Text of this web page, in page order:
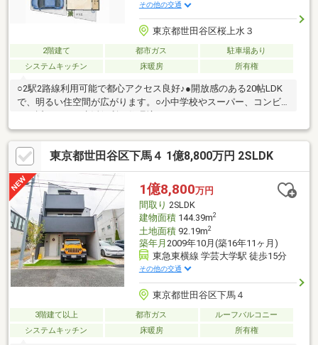
その他の交通
東京都世田谷区桜上水３
2階建て 都市ガス
駐車場あり
システムキッチン
床暖房 所有権
○2駅2路線利用可能で都心アクセス良好♪●開放感のある20帖LDK
で、明るい住空間が広がります。○小中学校やスーパー、コンビ
東京都世田谷区下馬４ 1億8,800万円 2SLDK
1億8,800万円
間取り 2SLDK
建物面積144.39m2
土地面積92.19m2
築年月 2009年10月(築16年11ヶ月)
東急東横線 学芸大学駅 徒歩15分
その他の交通
東京都世田谷区下馬４
3階建て以上 都市ガス
ルーフバルコニー
システムキッチン
床暖房 所有権